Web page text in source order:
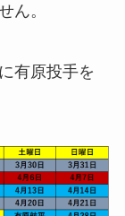
ん。
有原投手を